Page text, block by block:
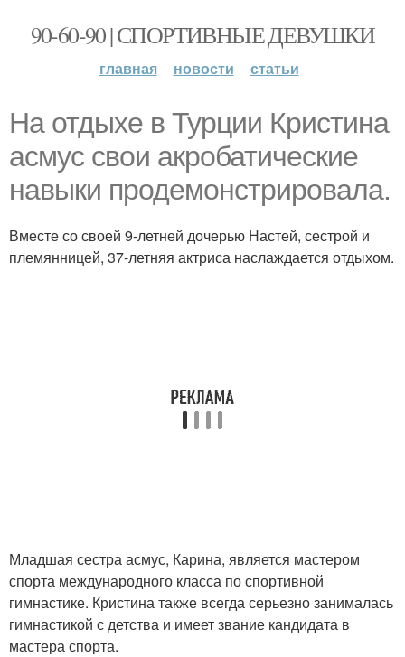
90-60-90 | СПОРТИВНЫЕ ДЕВУШКИ
главная новости статьи
На отдыхе в Турции Кристина
асмус свои акробатические
навыки продемонстрировала.
Вместе со своей 9-летней дочерью Настей, сестрой и
племянницей, 37-летняя актриса наслаждается отдыхом.
Младшая сестра асмус, Карина, является мастером
спорта международного класса по спортивной
гимнастике. Кристина также всегда серьезно занималась
гимнастикой с детства и имеет звание кандидата в
мастера спорта.